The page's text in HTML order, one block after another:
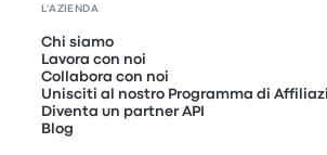
L'AZIENDA
Chi siamo
Lavora con noi
Collabora con noi
Unisciti al nostro Programma di
Diventa un partner API
Blog